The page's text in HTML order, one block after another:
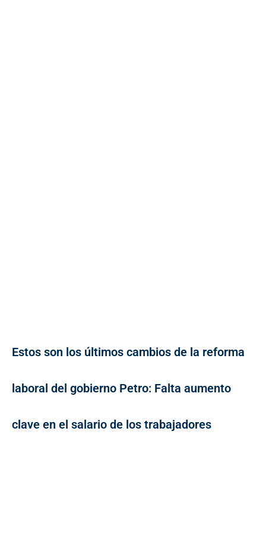
Estos son los últimos cambios de la reforma
laboral del gobierno Petro: Falta aumento
clave en el salario de los trabajadores